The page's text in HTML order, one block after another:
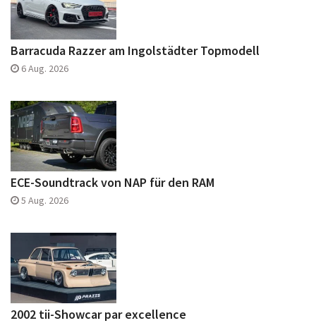
Barracuda Razzer am Ingolstädter Topmodell
6 Aug. 2026
ECE-Soundtrack von NAP für den RAM
5 Aug. 2026
2002 tii-Showcar par excellence